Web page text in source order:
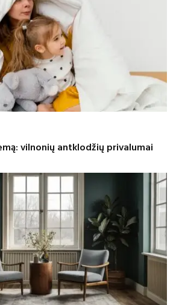
vilnonių antklodžių privalumai